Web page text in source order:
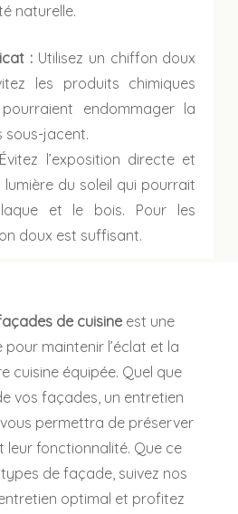
naturelle.
: Utilisez un chiffon doux
les produits chimiques
endommager la
sous-jacent.
Évitez l’exposition directe et
du soleil qui pourrait
et le bois. Pour les
doux est suffisant.
de cuisine est une
pour maintenir l’éclat et la
cuisine équipée. Quel que
vos façades, un entretien
permettra de préserver
leur fonctionnalité. Que ce
de façade, suivez nos
optimal et profitez